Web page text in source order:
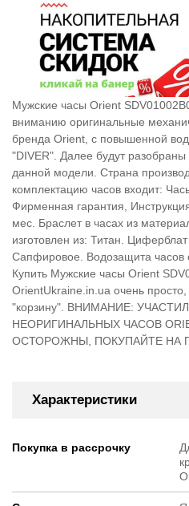
Мужские часы Orient
вниманию оригинальные
бренда Orient, c повышенной
"DIVER". Далее будут разобраны
данной модели. Страна
комплектацию часов входит:
Фирменная гарантия,
мес. Браслет в часах из
изготовлен из: Титан.
Сапфировое. Водозащита часов
Купить Мужские часы Orient
OrientUkraine.in.ua очень
"корзину". ВНИМАНИЕ:
НЕОРИГИНАЛЬНЫХ ЧАСОВ
ОСТОРОЖНЫ, ПОКУПАЙТЕ НА
Характеристики
Покупка в рассрочку